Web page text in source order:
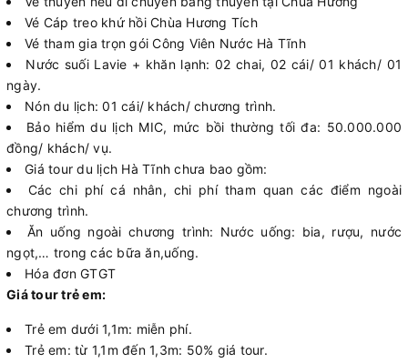
Vé Cáp treo khứ hồi Chùa Hương Tích
Vé tham gia trọn gói Công Viên Nước Hà Tĩnh
Nước suối Lavie + khăn lạnh: 02 chai, 02 cái/ 01 khách/ 01
ngày.
Nón du lịch: 01 cái/ khách/ chương trình.
Bảo hiểm du lịch MIC, mức bồi thường tối đa: 50.000.000
đồng/ khách/ vụ.
Giá tour du lịch Hà Tĩnh chưa bao gồm:
Các chi phí cá nhân, chi phí tham quan các điểm ngoài
chương trình.
Ăn uống ngoài chương trình: Nước uống: bia, rượu, nước
ngọt,… trong các bữa ăn,uống.
Hóa đơn GTGT
Giá tour trẻ em:
Trẻ em dưới 1,1m: miễn phí.
Trẻ em: từ 1,1m đến 1,3m: 50% giá tour.